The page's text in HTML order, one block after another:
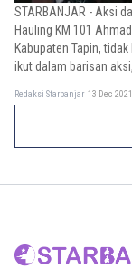
STARBANJAR - Aksi
Hauling KM 101
Kabupaten Tapin,
ikut dalam barisan
Redaksi Starbanjar 13 Dec